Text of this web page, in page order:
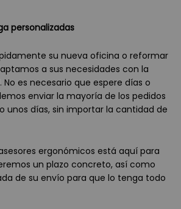
personalizadas
su nueva oficina o reformar
a sus necesidades con la
es necesario que espere días o
enviar la mayoría de los pedidos
unos días, sin importar la cantidad de
ergonómicos está aquí para
un plazo concreto, así como
de su envío para que lo tenga todo